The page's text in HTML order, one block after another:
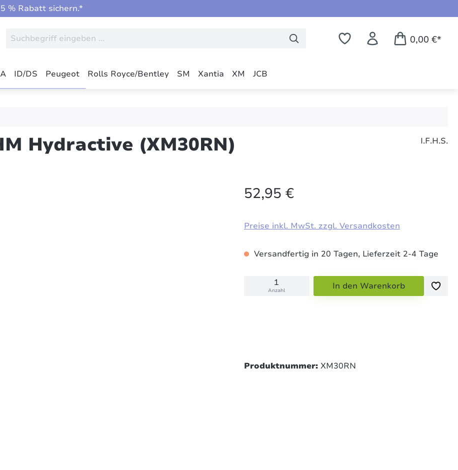
% Rabatt sichern.*
0,00 €*
ID/DS Peugeot Rolls Royce/Bentley SM Xantia XM JCB
Hydractive (XM30RN) I.F.H.S.
52,95 €
Preise inkl. MwSt. zzgl. Versandkosten
Versandfertig in 20 Tagen, Lieferzeit 2-4 Tage
Anzahl In den Warenkorb
Produktnummer: XM30RN